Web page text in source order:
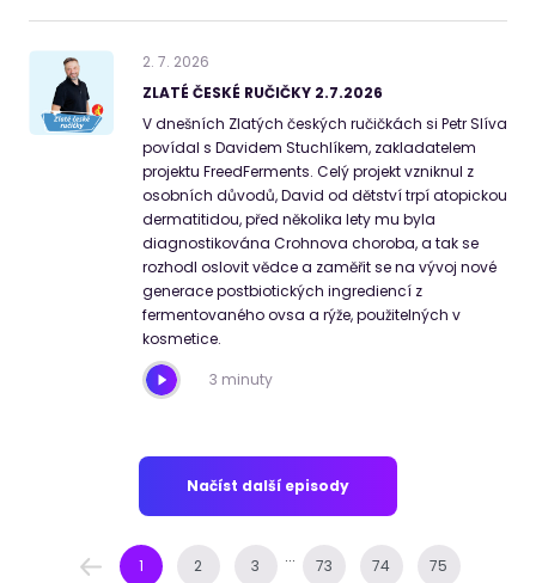
2. 7. 2026
ZLATÉ ČESKÉ RUČIČKY 2.7.2026
V dnešních Zlatých českých ručičkách si Petr Slíva
povídal s Davidem Stuchlíkem, zakladatelem
projektu FreedFerments. Celý projekt vzniknul z
osobních důvodů, David od dětství trpí atopickou
dermatitidou, před několika lety mu byla
diagnostikována Crohnova choroba, a tak se
rozhodl oslovit vědce a zaměřit se na vývoj nové
generace postbiotických ingrediencí z
fermentovaného ovsa a rýže, použitelných v
kosmetice.
3 minuty
Načíst další episody
1 2 3 ... 73 74 75